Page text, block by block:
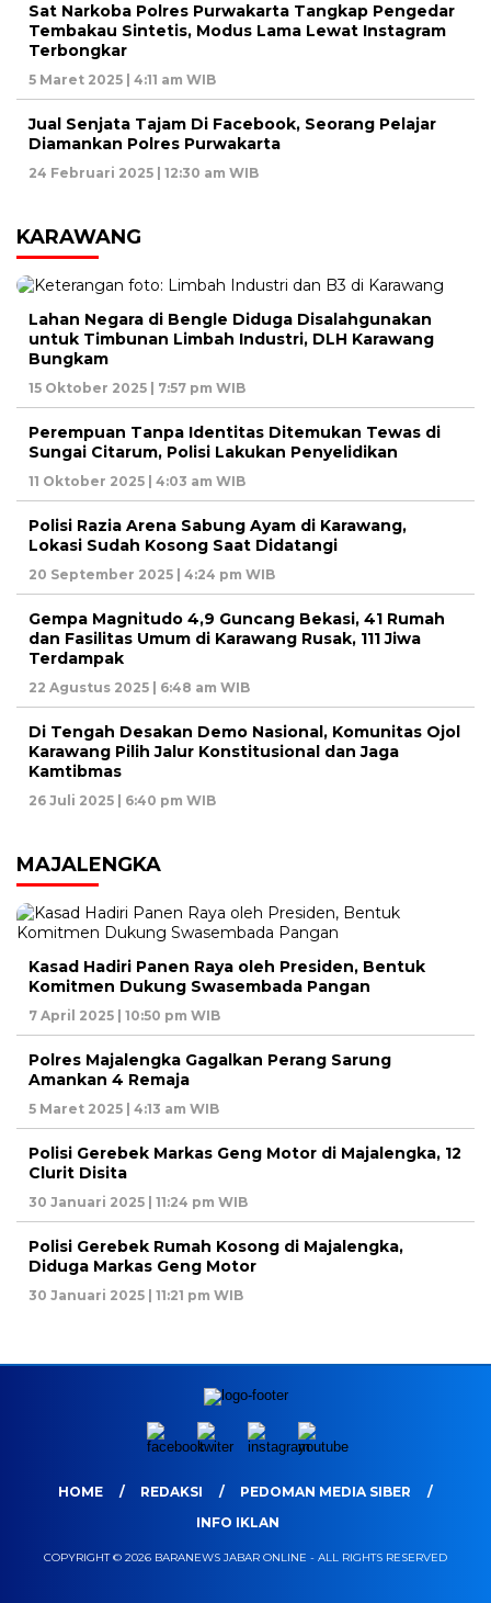
Sat Narkoba Polres Purwakarta Tangkap Pengedar
Tembakau Sintetis, Modus Lama Lewat Instagram
Terbongkar
5 Maret 2025 | 4:11 am WIB
Jual Senjata Tajam Di Facebook, Seorang Pelajar
Diamankan Polres Purwakarta
24 Februari 2025 | 12:30 am WIB
KARAWANG
Lahan Negara di Bengle Diduga Disalahgunakan
untuk Timbunan Limbah Industri, DLH Karawang
Bungkam
15 Oktober 2025 | 7:57 pm WIB
Perempuan Tanpa Identitas Ditemukan Tewas di
Sungai Citarum, Polisi Lakukan Penyelidikan
11 Oktober 2025 | 4:03 am WIB
Polisi Razia Arena Sabung Ayam di Karawang,
Lokasi Sudah Kosong Saat Didatangi
20 September 2025 | 4:24 pm WIB
Gempa Magnitudo 4,9 Guncang Bekasi, 41 Rumah
dan Fasilitas Umum di Karawang Rusak, 111 Jiwa
Terdampak
22 Agustus 2025 | 6:48 am WIB
Di Tengah Desakan Demo Nasional, Komunitas Ojol
Karawang Pilih Jalur Konstitusional dan Jaga
Kamtibmas
26 Juli 2025 | 6:40 pm WIB
MAJALENGKA
Kasad Hadiri Panen Raya oleh Presiden, Bentuk
Komitmen Dukung Swasembada Pangan
7 April 2025 | 10:50 pm WIB
Polres Majalengka Gagalkan Perang Sarung
Amankan 4 Remaja
5 Maret 2025 | 4:13 am WIB
Polisi Gerebek Markas Geng Motor di Majalengka, 12
Clurit Disita
30 Januari 2025 | 11:24 pm WIB
Polisi Gerebek Rumah Kosong di Majalengka,
Diduga Markas Geng Motor
30 Januari 2025 | 11:21 pm WIB
HOME REDAKSI
PEDOMAN MEDIA SIBER
INFO IKLAN
COPYRIGHT © 2026 BARANEWS JABAR ONLINE - ALL RIGHTS RESERVED